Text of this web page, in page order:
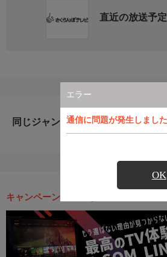
エラー
通信に問題が発生しまし
OK
直近の放送予
同じジャンルのおすすめ番組
キャンペーン・お得な情報